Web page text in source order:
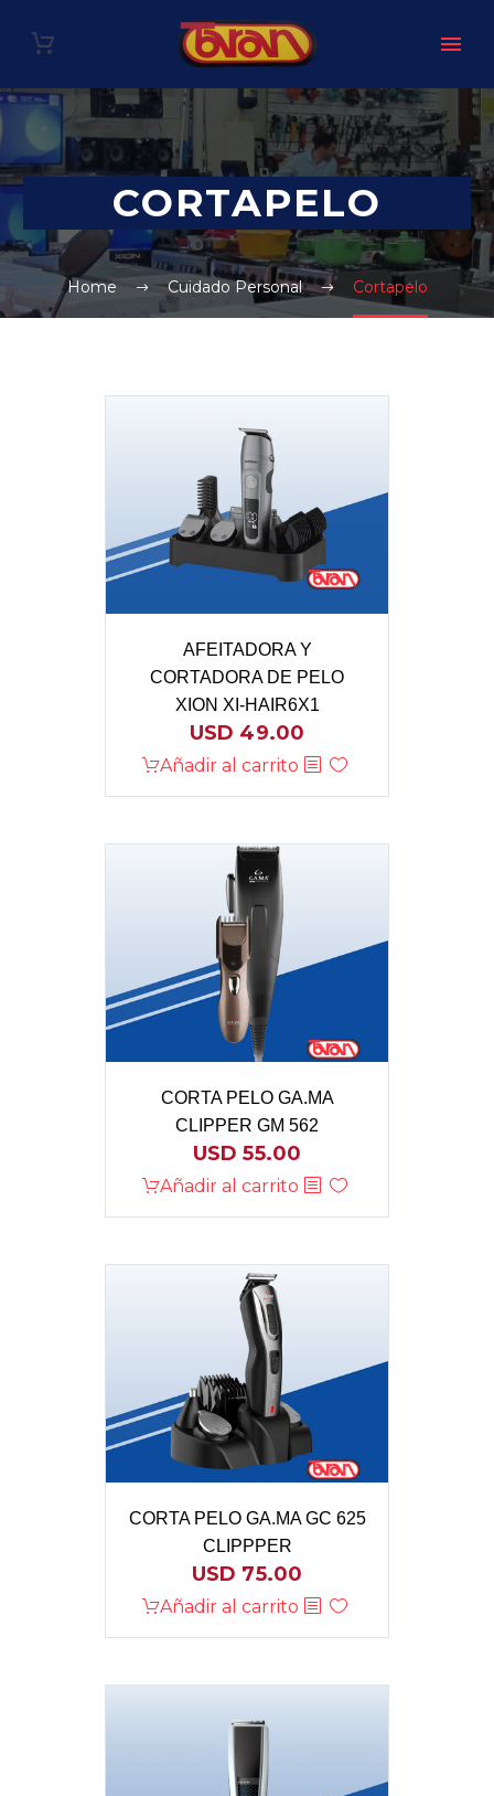
CORTAPELO
Home Cuidado Personal Cortapelo
AFEITADORA Y
CORTADORA DE PELO
XION XI-HAIR6X1
USD 49.00
Añadir al carrito
CORTA PELO GA.MA
CLIPPER GM 562
USD55.00
Añadir al carrito
CORTA PELO GA.MA GC 625
CLIPPPER
USD 75.00
Añadir al carrito